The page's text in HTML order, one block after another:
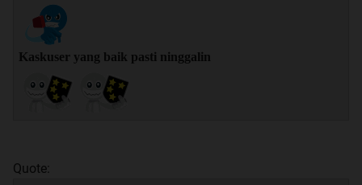
Kaskuser yang baik pasti ninggalin
Quote: